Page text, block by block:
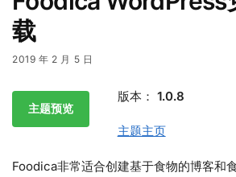
载
2019 年 2 月 5 日
主题预览
版本： 1.0.8
主题主页
Foodica非常适合创建基于食物的博客和